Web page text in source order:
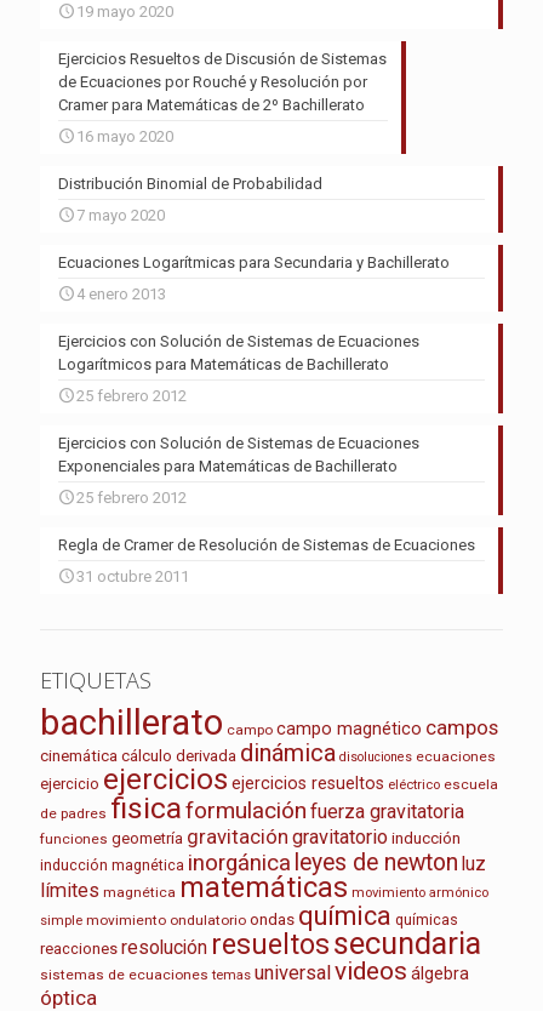
19 mayo 2020
Ejercicios Resueltos de Discusión de Sistemas
de Ecuaciones por Rouché y Resolución por
Cramer para Matemáticas de 2º Bachillerato
16 mayo 2020
Distribución Binomial de Probabilidad
7 mayo 2020
Ecuaciones Logarítmicas para Secundaria y Bachillerato
4 enero 2013
Ejercicios con Solución de Sistemas de Ecuaciones
Logarítmicos para Matemáticas de Bachillerato
25 febrero 2012
Ejercicios con Solución de Sistemas de Ecuaciones
Exponenciales para Matemáticas de Bachillerato
25 febrero 2012
Regla de Cramer de Resolución de Sistemas de Ecuaciones
31 octubre 2011
ETIQUETAS
bachillerato campo campo magnético campos
cinemática cálculo derivada dinámica disoluciones ecuaciones
ejercicio ejercicios ejercicios resueltos eléctrico escuela
de padres fisicaformulación fuerza gravitatoria
funciones geometría gravitación gravitatorio inducción
inducción magnética inorgánica leyes de newton luz
límites magnética matemáticas movimiento armónico
simple movimiento ondulatorio ondas química químicas
reacciones resolución resueltossecundaria
sistemas de ecuaciones temas universalvideos álgebra
óptica